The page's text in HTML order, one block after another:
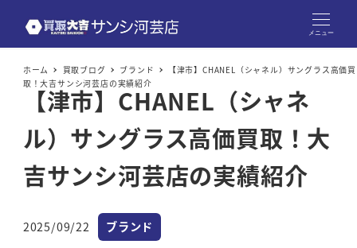
メニュー
ホーム 買取ブログ ブランド
【津市】CHANEL（シャネル）サングラス高価買
取！大吉サンシ河芸店の実績紹介
【津市】CHANEL（シャネ
ル）サングラス高価買取！大
吉サンシ河芸店の実績紹介
投稿日
2025/09/22 カテゴリー
ブランド